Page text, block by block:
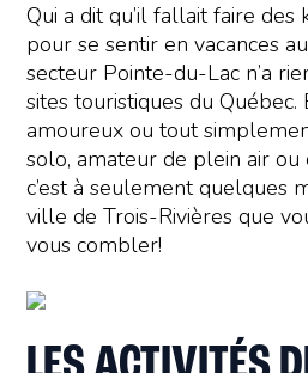
Qui a dit qu’il fallait faire
pour se sentir en vacances
secteur Pointe-du-Lac n’a
sites touristiques du Québec.
amoureux ou tout
solo, amateur de plein air ou
c’est à seulement quelques
ville de Trois-Rivières que
vous combler!